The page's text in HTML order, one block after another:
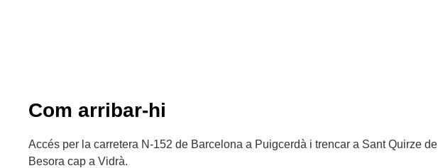
Com arribar-hi
Accés per la carretera N-152 de Barcelona a Puigcerdà i trencar a Sant Quirze de
Besora cap a Vidrà.